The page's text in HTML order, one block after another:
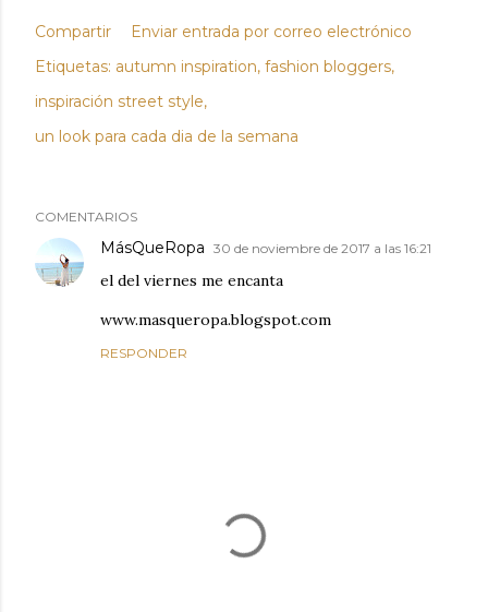
Compartir
Enviar entrada por correo electrónico
Etiquetas: autumn inspiration fashion bloggers
inspiración street style
un look para cada dia de la semana
COMENTARIOS
MásQueRopa 30 de noviembre de 2017 a las 16:21
el del viernes me encanta
www.masqueropa.blogspot.com
RESPONDER